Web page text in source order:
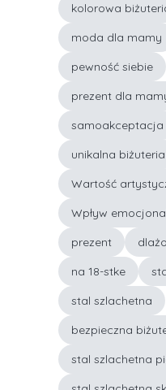
kolorowa
moda dla mamy
pewność siebie
prezent dla
samoakceptacja
unikalna biżuteria
Wartość
Wpływ
prezent
na 18-stke
stal szlachetna
bezpieczna
stal szlachetna